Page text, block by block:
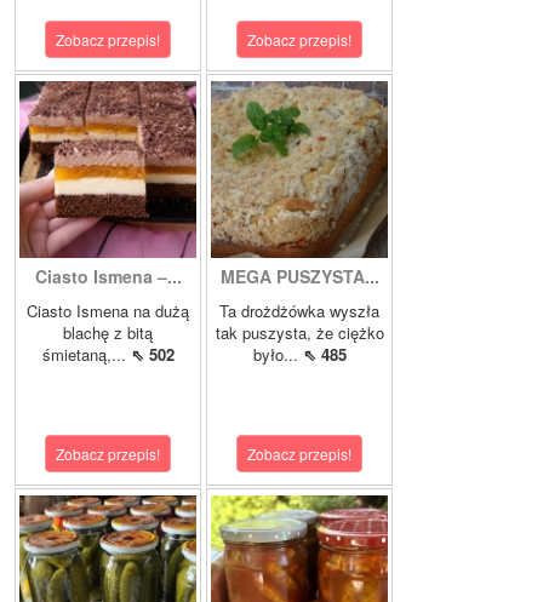
Zobacz przepis! Zobacz przepis!
Ciasto Ismena –...
Ciasto Ismena na dużą
blachę z bitą
śmietaną,... ⇖ 502
Zobacz przepis!
MEGA PUSZYSTA...
Ta drożdżówka wyszła
tak puszysta, że ciężko
było... ⇖ 485
Zobacz przepis!